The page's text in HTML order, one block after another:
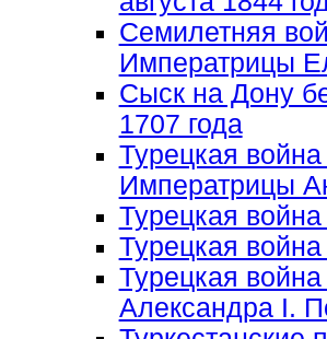
Семилетняя
Императрицы
Сыск на Дону
1707 года
Турецкая война
Императрицы
Турецкая война
Турецкая война
Турецкая
Александра I.